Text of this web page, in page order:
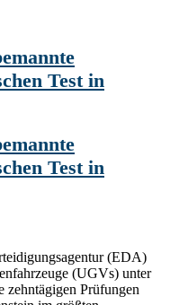
Test in
Test in
(EDA)
(UGVs) unter
zehntägigen Prüfungen